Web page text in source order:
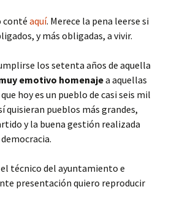
conté aquí. Merece la pena leerse si
y más obligadas, a vivir.
los setenta años de aquella
emotivo homenajea aquellas
hoy es un pueblo de casi seis mil
quisieran pueblos más grandes,
y la buena gestión realizada
técnico del ayuntamiento e
presentación quiero reproducir